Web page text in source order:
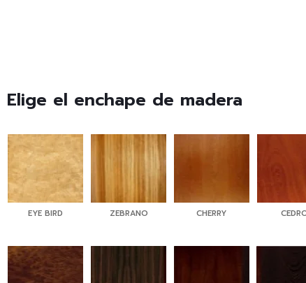
Elige el enchape de madera
EYE BIRD ZEBRANO CHERRY